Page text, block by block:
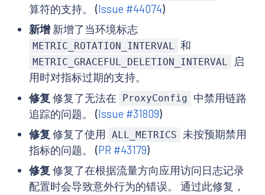
算符的支持。 (Issue #44074)
新增新增了当环境标志
METRIC_ROTATION_INTERVAL 和
METRIC_GRACEFUL_DELETION_INTERVAL
启
用时对指标过期的支持。
修复 修复了无法在 ProxyConfig
中禁用链路
追踪的问题。 (Issue #31809)
修复 修复了使用 ALL_METRICS
未按预期禁用
指标的问题。 (PR #43179)
修复 修复了在根据流量方向应用访问日志记录
配置时会导致意外行为的错误。 通过此修复，